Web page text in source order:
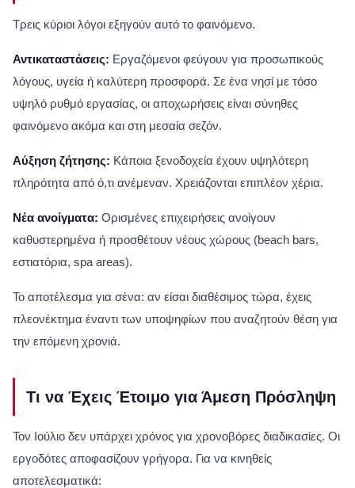
Τρεις κύριοι λόγοι εξηγούν αυτό το φαινόμενο.
Αντικαταστάσεις: Εργαζόμενοι φεύγουν για προσωπικούς
λόγους, υγεία ή καλύτερη προσφορά. Σε ένα νησί με τόσο
υψηλό ρυθμό εργασίας, οι αποχωρήσεις είναι σύνηθες
φαινόμενο ακόμα και στη μεσαία σεζόν.
Αύξηση ζήτησης: Κάποια ξενοδοχεία έχουν υψηλότερη
πληρότητα από ό,τι ανέμεναν. Χρειάζονται επιπλέον χέρια.
Νέα ανοίγματα: Ορισμένες επιχειρήσεις ανοίγουν
καθυστερημένα ή προσθέτουν νέους χώρους (beach bars,
εστιατόρια, spa areas).
Το αποτέλεσμα για σένα: αν είσαι διαθέσιμος τώρα, έχεις
πλεονέκτημα έναντι των υποψηφίων που αναζητούν θέση για
την επόμενη χρονιά.
Τι να Έχεις Έτοιμο για Άμεση Πρόσληψη
Τον Ιούλιο δεν υπάρχει χρόνος για χρονοβόρες διαδικασίες. Οι
εργοδότες αποφασίζουν γρήγορα. Για να κινηθείς
αποτελεσματικά: